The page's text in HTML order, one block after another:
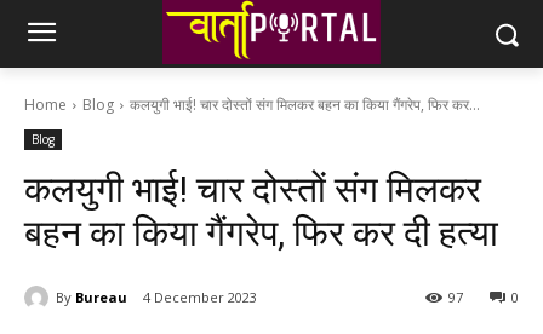
Home Blog कलयुगी भाई! चार दोस्तों संग मिलकर बहन का किया गैंगरेप, फिर कर...
Blog
कलयुगी भाई! चार दोस्तों संग मिलकर
बहन का किया गैंगरेप, फिर कर दी हत्या
By Bureau 4 December 2023 0
97